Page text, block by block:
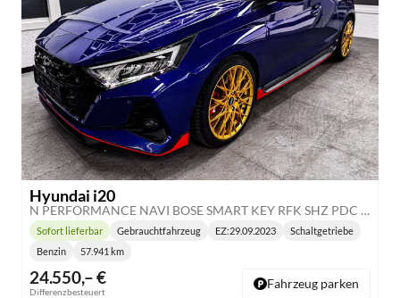
Hyundai i20
N PERFORMANCE NAVI BOSE SMART KEY RFK SHZ PDC BSD
24.550,– €
Differenzbesteuert
Lieferzeit:
Sofort lieferbar Gebrauchtfahrzeug EZ:29.09.2023
Getriebe:
Schaltgetriebe
Kraftstoff:
Benzin
Kilometerstand:
57.941 km
Fahrzeug parken